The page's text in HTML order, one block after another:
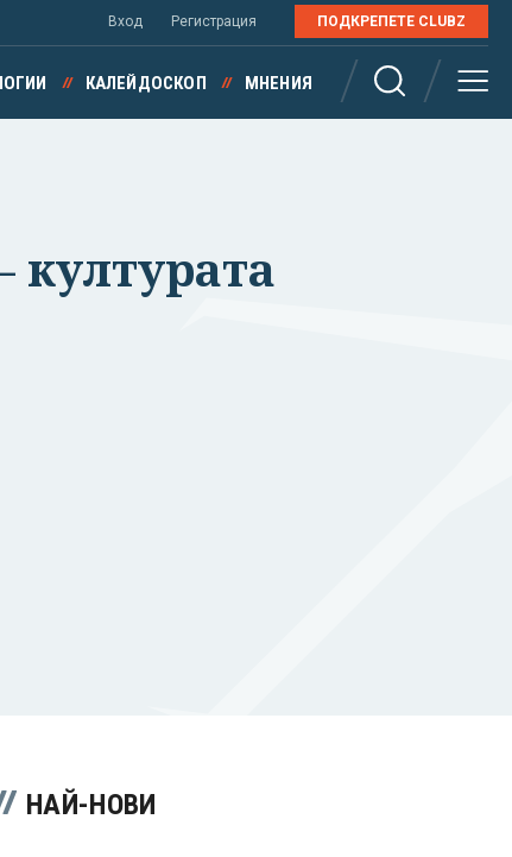
Вход Регистрация ПОДКРЕПЕТЕ CLUBZ
КАЛЕЙДОСКОП МНЕНИЯ
културата
НАЙ-НОВИ